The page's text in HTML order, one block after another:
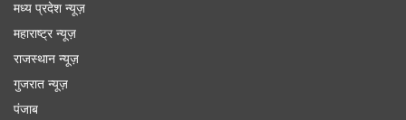
मध्य प्रदेश न्यूज़
महाराष्ट्र न्यूज़
राजस्थान न्यूज़
गुजरात न्यूज़
पंजाब